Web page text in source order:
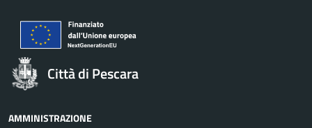
Città di Pescara
AMMINISTRAZIONE